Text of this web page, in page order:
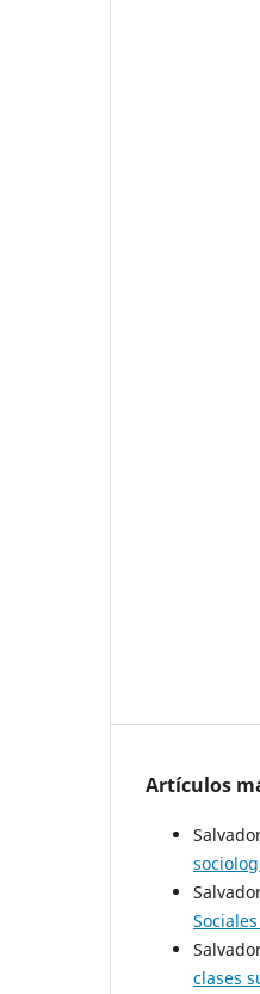
Artículos
clases